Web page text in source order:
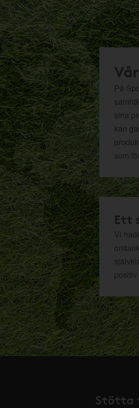
På
sina
kan
som
Ett
Vi
Stötta